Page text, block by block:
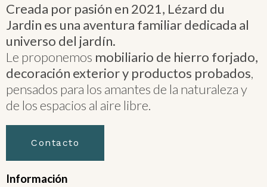
Creada por pasión en 2021, Lézard du
Jardin es una aventura familiar dedicada al
universo del jardín.
Le proponemos mobiliario de hierro forjado,
decoración exterior y productos probados,
pensados para los amantes de la naturaleza y
de los espacios al aire libre.
Contacto
Información